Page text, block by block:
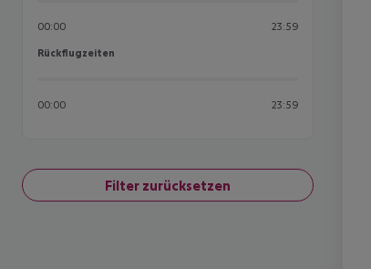
00:00 23:59
Rückflugzeiten
Rückflugzeiten
00:00 23:59
Filter zurücksetzen